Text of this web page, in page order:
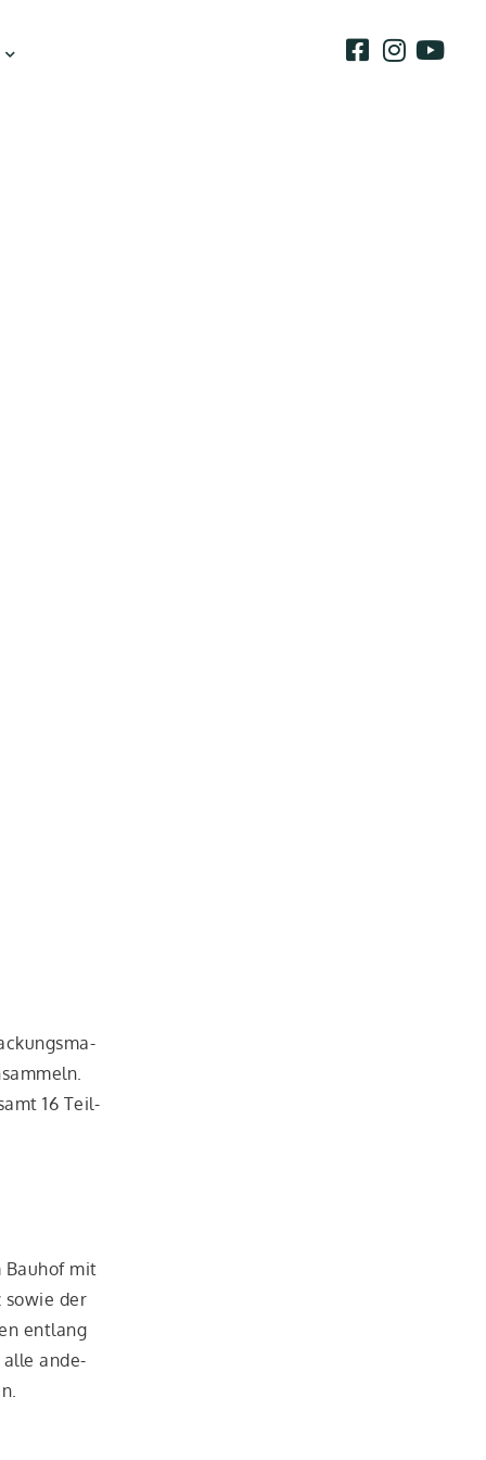
16 Teil­
Bau­hof mit
sowie der
ent­lang
alle ande­